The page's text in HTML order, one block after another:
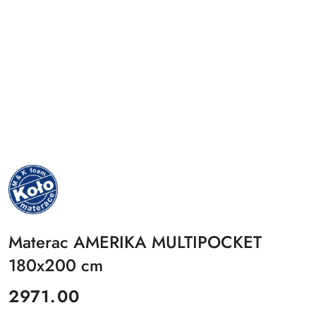
NAZWA
PRODUCENTA:
MKFOAM
Materac AMERIKA MULTIPOCKET
180x200 cm
cena:
2971.00